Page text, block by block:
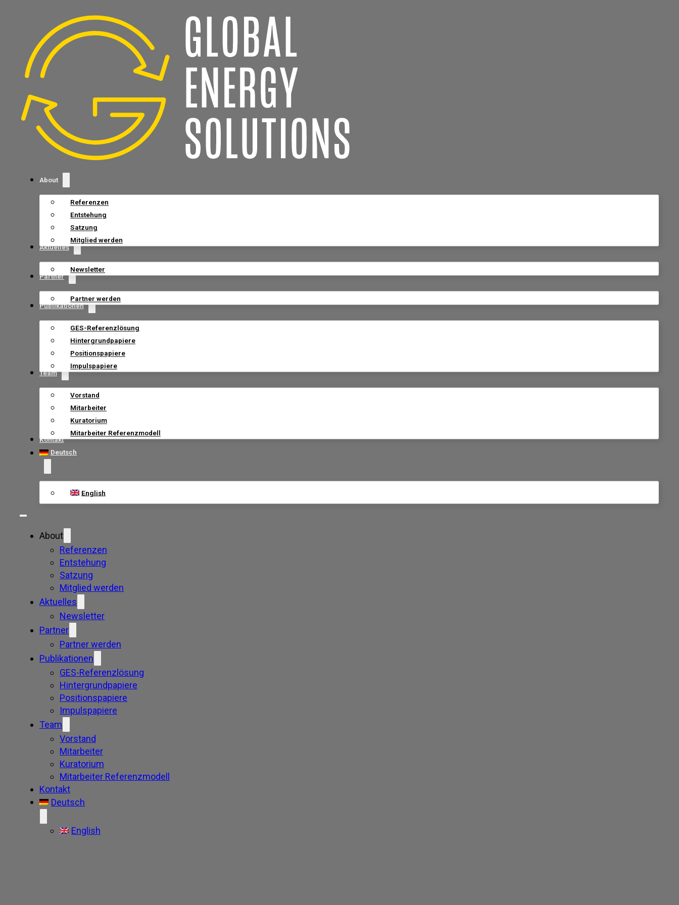
About
Referenzen
Entstehung
Satzung
Mitglied werden
Aktuelles
Newsletter
Partner
Partner werden
Publikationen
GES-Referenzlösung
Hintergrundpapiere
Positionspapiere
Impulspapiere
Team
Vorstand
Mitarbeiter
Kuratorium
Mitarbeiter Referenzmodell
Kontakt
Deutsch
English
About
Referenzen
Entstehung
Satzung
Mitglied werden
Aktuelles
Newsletter
Partner
Partner werden
Publikationen
GES-Referenzlösung
Hintergrundpapiere
Positionspapiere
Impulspapiere
Team
Vorstand
Mitarbeiter
Kuratorium
Mitarbeiter Referenzmodell
Kontakt
Deutsch
English